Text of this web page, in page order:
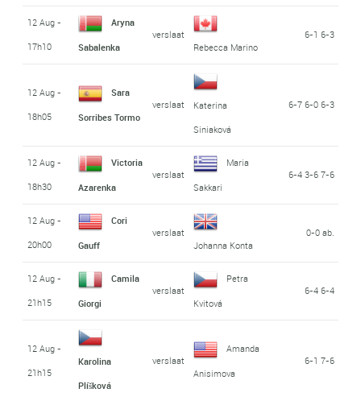
12 Aug -
17h10
Aryna
Sabalenka
verslaat
Rebecca Marino
6-1 6-3
12 Aug -
18h05
Sara
Sorribes Tormo
verslaat
Katerina
Siniaková
6-7 6-0 6-3
12 Aug -
18h30
Victoria
Azarenka
verslaat
Maria
Sakkari
6-4 3-6 7-6
12 Aug -
20h00
Cori
Gauff
verslaat
Johanna Konta
0-0 ab.
12 Aug -
21h15
Camila
Giorgi
verslaat
Petra
Kvitová
6-4 6-4
12 Aug -
21h15
Karolina
Plíšková
verslaat
Amanda
Anisimova
6-1 7-6